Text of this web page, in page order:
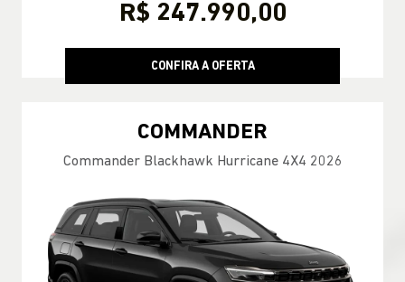
R$ 247.990,00
CONFIRA A OFERTA
COMMANDER
Commander Blackhawk Hurricane 4X4 2026